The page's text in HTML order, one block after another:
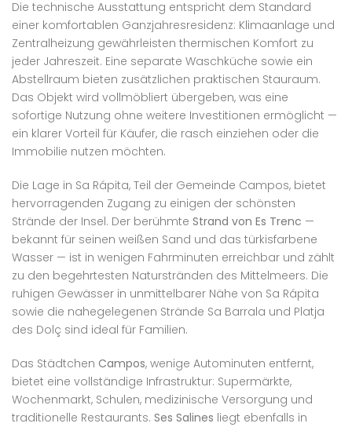
Die technische Ausstattung entspricht dem Standard
einer komfortablen Ganzjahresresidenz: Klimaanlage und
Zentralheizung gewährleisten thermischen Komfort zu
jeder Jahreszeit. Eine separate Waschküche sowie ein
Abstellraum bieten zusätzlichen praktischen Stauraum.
Das Objekt wird vollmöbliert übergeben, was eine
sofortige Nutzung ohne weitere Investitionen ermöglicht —
ein klarer Vorteil für Käufer, die rasch einziehen oder die
Immobilie nutzen möchten.
Die Lage in Sa Rápita, Teil der Gemeinde Campos, bietet
hervorragenden Zugang zu einigen der schönsten
Strände der Insel. Der berühmte Strand von Es Trenc —
bekannt für seinen weißen Sand und das türkisfarbene
Wasser — ist in wenigen Fahrminuten erreichbar und zählt
zu den begehrtesten Naturstränden des Mittelmeers. Die
ruhigen Gewässer in unmittelbarer Nähe von Sa Rápita
sowie die nahegelegenen Strände Sa Barrala und Platja
des Dolç sind ideal für Familien.
Das Städtchen Campos, wenige Autominuten entfernt,
bietet eine vollständige Infrastruktur: Supermärkte,
Wochenmarkt, Schulen, medizinische Versorgung und
traditionelle Restaurants. Ses Salines liegt ebenfalls in